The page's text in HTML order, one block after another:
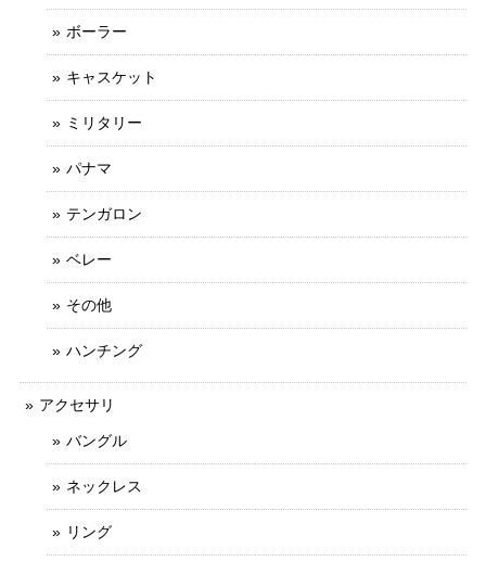
ボーラー
キャスケット
ミリタリー
パナマ
テンガロン
ベレー
その他
ハンチング
アクセサリ
バングル
ネックレス
リング